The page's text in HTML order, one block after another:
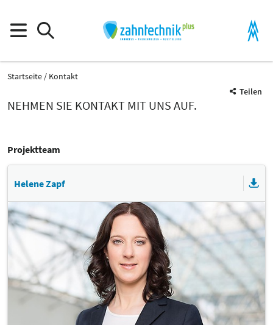
Startseite
Kontakt
Teilen
NEHMEN SIE KONTAKT MIT UNS AUF.
Projektteam
Helene Zapf